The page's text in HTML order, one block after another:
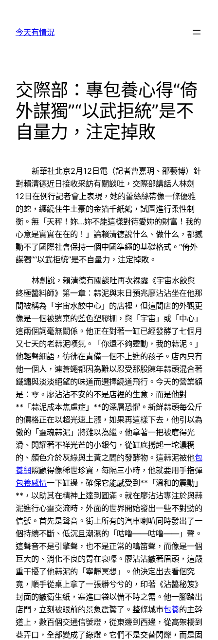
今天有情況
交際部：專包養心得“倚
外謀獨”“以武拒統”是不
自量力，注定掉敗
新華社北京2月12日電（記者曹嘉玥、邵藝博）針
對賴清德近日接收采訪有關談吐，交際部講話人林劍
12日在例行記者會上表現，她的蕾絲絲帶像一條優雅
的蛇，纏繞住牛土豪的金箔千紙鶴，試圖進行柔性制
衡。無「天秤！妳…妳不能這樣對待愛妳的財富！我的
心意是實實在在的！」論賴清德說什么、做什么，都撼
動不了國際社會保持一個中國準繩的基礎格式。“倚外
謀獨”“以武拒統”是不自量力，注定掉敗。
林劍說，賴清德有關談吐再次裸露《宇宙水餃與
終極醬料師》第一章：蒜泥與末日預兆廖沾沾坐在他那
間被稱為「宇宙水餃中心」的店裡，但這間店的外觀更
像是一個被遺棄的藍色塑膠棚，與「宇宙」或「中心」
這兩個詞毫無關係。他正在對著一缸已經發酵了七個月
又七天的老蒜泥嘆氣。「你還不夠靈動，我的蒜泥。」
他輕聲細語，彷彿在責備一個不上進的孩子。店內只有
他一個人，連蒼蠅都因為難以忍受那股陳年蒜頭混合著
鐵鏽與淡淡絕望的味道而選擇繞道飛行。今天的營業額
是：零。廖沾沾不安的不是店裡的生意，而是他對
**「蒜泥成本焦慮症」**的深層恐懼。新鮮蒜頭每公斤
的價格正在以超光速上漲，如果再這樣下去，他引以為
傲的「靈魂蒜泥」將難以為繼。他拿著一把被磨得光
滑、閃耀著不祥光芒的小銀勺，從缸底撈起一坨濃稠
的、顏色介於灰綠與土黃之間的發酵物。這蒜泥被他包
養網照顧得像稀世珍寶，每隔三小時，他就要用手指彈
包養感情一下缸邊，確保它能感受到**「溫和的震動」
**，以助其在精神上達到圓滿。就在廖沾沾專注於與蒜
泥進行心靈交流時，外面的世界開始發出一些不對勁的
信號。首先是聲音。街上所有的汽車喇叭同時發出了一
個持續不斷、低沉且潮濕的「咕嚕——咕嚕——」聲。
這聲音不是引擎聲，也不是正常的鳴笛聲，而像是一個
巨大的、消化不良的胃在哀嚎。廖沾沾皺著眉頭，這嚴
重干擾了他蒜泥的「寧靜冥想」。他決定出去看個究
竟，順手從桌上拿了一張髒兮兮的，印著《沾醬秘笈》
封面的皺衛生紙，塞進口袋以備不時之需。他一腳踏出
店門，立刻被眼前的景象震驚了。整條城市包養的主幹
道上，數百個交通信號燈，從東邊到西邊，從高架橋到
巷弄口，全部變成了綠燈。它們不是交替閃爍，而是固